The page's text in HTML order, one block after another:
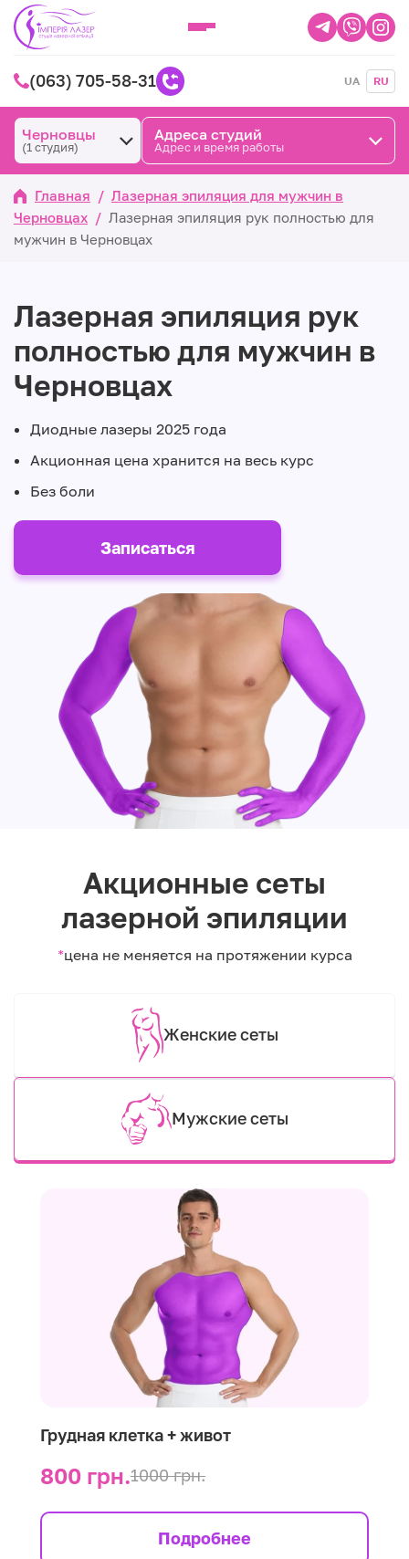
(063) 705-58-31 UA RU
Черновцы
(1 студия)
Адреса студий
Адрес и время работы
Главная / Лазерная эпиляция для мужчин в
Черновцах / Лазерная эпиляция рук полностью для
мужчин в Черновцах
Лазерная эпиляция рук
полностью для мужчин в
Черновцах
Диодные лазеры 2025 года
Акционная цена хранится на весь курс
Без боли
Записаться
Акционные сеты
лазерной эпиляции
*цена не меняется на протяжении курса
Женские сеты
Мужские сеты
Грудная клетка + живот
800 грн.1000 грн.
Подробнее